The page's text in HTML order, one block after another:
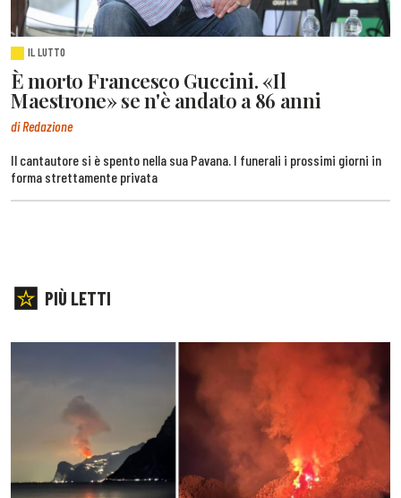
IL LUTTO
È morto Francesco Guccini. «Il
Maestrone» se n'è andato a 86 anni
di Redazione
Il cantautore si è spento nella sua Pavana. I funerali i prossimi giorni in
forma strettamente privata
PIÙ LETTI